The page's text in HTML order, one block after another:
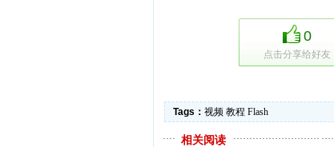
0
点击分享给好友
Tags： 视频 教程 Flash
相关阅读